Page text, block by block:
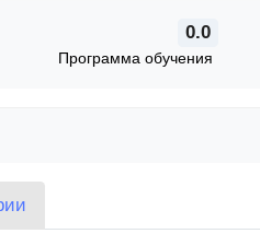
0.0
Программа обучения